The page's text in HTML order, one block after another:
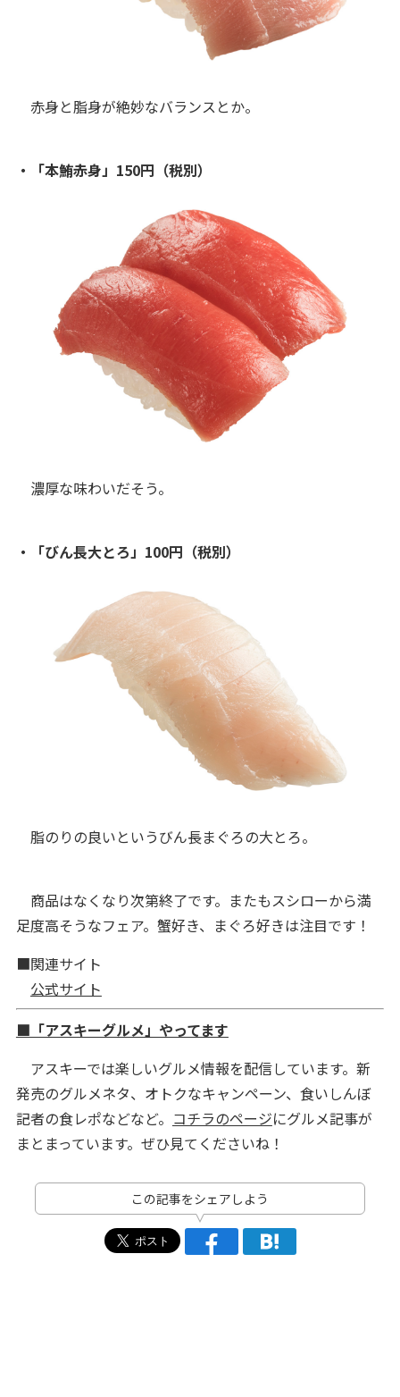
赤身と脂身が絶妙なバランスとか。
・「本鮪赤身」150円（税別）
濃厚な味わいだそう。
・「びん長大とろ」100円（税別）
脂のりの良いというびん長まぐろの大とろ。
商品はなくなり次第終了です。またもスシローから満
足度高そうなフェア。蟹好き、まぐろ好きは注目です！
■関連サイト
公式サイト
■「アスキーグルメ」やってます
アスキーでは楽しいグルメ情報を配信しています。新
発売のグルメネタ、オトクなキャンペーン、食いしんぼ
記者の食レポなどなど。 コチラのページにグルメ記事が
まとまっています。ぜひ見てくださいね！
この記事をシェアしよう